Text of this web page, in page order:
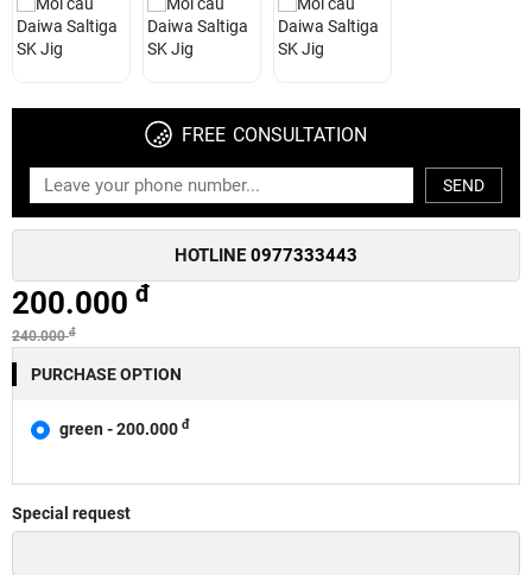
FREE CONSULTATION
SEND
HOTLINE 0977333443
200.000 đ
240.000đ
PURCHASE OPTION
green - 200.000 đ
Special request